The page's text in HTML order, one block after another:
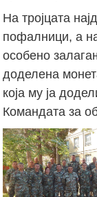
На тројцата
пофалници, а
особено
доделена
која му ја
Командата за